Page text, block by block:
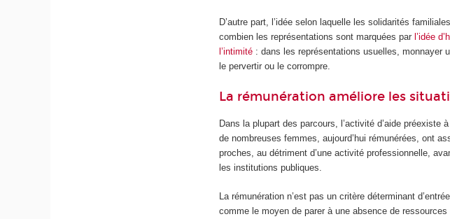
D’autre part, l’idée selon laquelle les solidarités
combien les représentations sont marquées par l’idée
l’intimité : dans les représentations usuelles, monnayer
le pervertir ou le corrompre.
La rémunération améliore les
Dans la plupart des parcours, l’activité d’aide préexiste
de nombreuses femmes, aujourd’hui rémunérées, ont
proches, au détriment d’une activité professionnelle,
les institutions publiques.
La rémunération n’est pas un critère déterminant
comme le moyen de parer à une absence de